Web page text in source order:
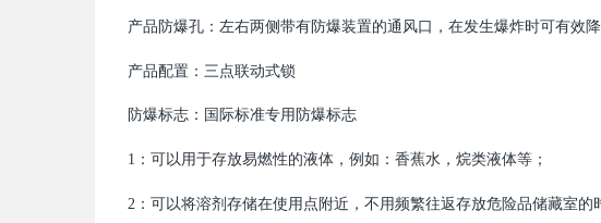
产品防爆孔：左右两侧带有防爆装置的通风口，在发生爆炸时可有效
产品配置：三点联动式锁
防爆标志：国际标准专用防爆标志
1：可以用于存放易燃性的液体，例如：香蕉水，烷类液体等；
2：可以将溶剂存储在使用点附近，不用频繁往返存放危险品储藏室的